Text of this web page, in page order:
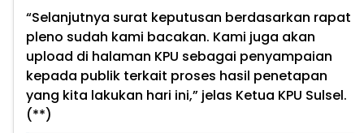
“Selanjutnya surat keputusan berdasarkan rapat
pleno sudah kami bacakan. Kami juga akan
upload di halaman KPU sebagai penyampaian
kepada publik terkait proses hasil penetapan
yang kita lakukan hari ini,” jelas Ketua KPU Sulsel.
(**)